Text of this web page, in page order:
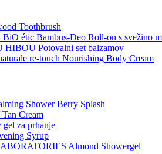
Toothbrush
étic Bambus-Deo Roll-on s svežino
Potovalni set balzamov
re-touch Nourishing Body Cream
Shower Berry Splash
Cream
za prhanje
Syrup
Almond Showergel